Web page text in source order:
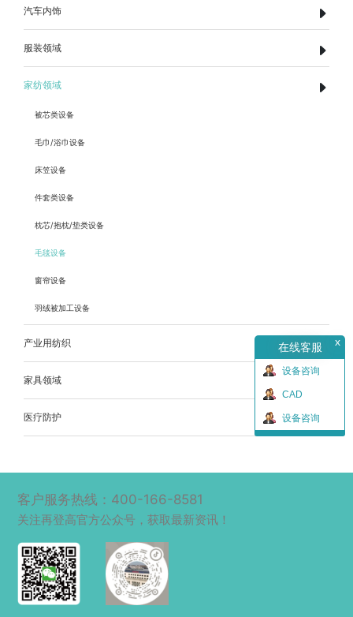
在线客服 x
设备咨询
CAD
设备咨询
汽车内饰
服装领域
家纺领域
被芯类设备
毛巾/浴巾设备
床笠设备
件套类设备
枕芯/抱枕/垫类设备
毛毯设备
窗帘设备
羽绒被加工设备
产业用纺织
家具领域
医疗防护
客户服务热线：400-166-8581
关注再登高官方公众号，获取最新资讯！